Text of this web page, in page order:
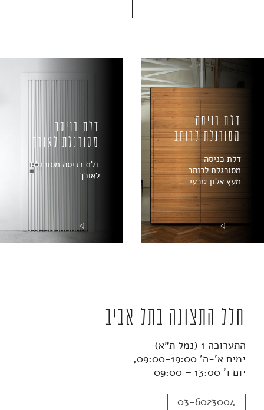
דלת כניסה
מסורגלת לרוחב
דלת כניסה
מסורגלת לרוחב
מעץ אלון טבעי
דלת כניסה
מסורגלת לאורך
דלת כניסה מסורגלת
לאורך
חלל התצוגה בתל אביב
התערוכה 1 (נמל ת״א)
ימים א'-ה' 09:00-19:00,
יום ו' 13:00 – 09:00
03-6023004